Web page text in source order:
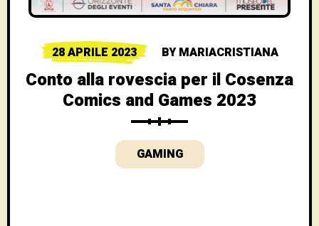
28 APRILE 2023 BYMARIACRISTIANA
Conto alla rovescia per il Cosenza
Comics and Games 2023
GAMING